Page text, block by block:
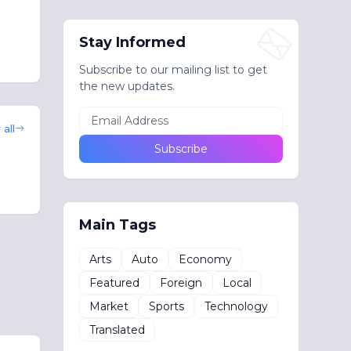
all
Stay Informed
Subscribe to our mailing list to get
the new updates.
Main Tags
Arts Auto
Economy
Featured
Foreign
Local
Market
Sports
Technology
Translated